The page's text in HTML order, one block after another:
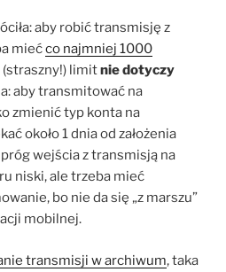
aby robić transmisję z
miećco najmniej 1000
(straszny!) limitnie dotyczy
aby transmitować na
zmienić typ konta na
około 1 dnia od założenia
wejścia z transmisją na
niski, ale trzeba mieć
bo nie da się „z marszu”
mobilnej.
transmisji w archiwum, taka